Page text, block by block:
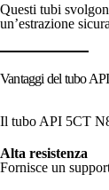
Questi tubi
un’estrazione
Vantaggi del tubo
Il tubo API 5CT
Alta resistenza
Fornisce un